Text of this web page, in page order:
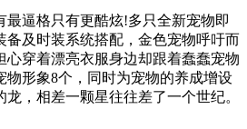
最逼格只有更酷炫!多只全新宠物即
备及时装系统搭配，金色宠物呼吁而
心穿着漂亮衣服身边却跟着蠢蠢宠物
物形象8个，同时为宠物的养成增设
，相差一颗星往往差了一个世纪。